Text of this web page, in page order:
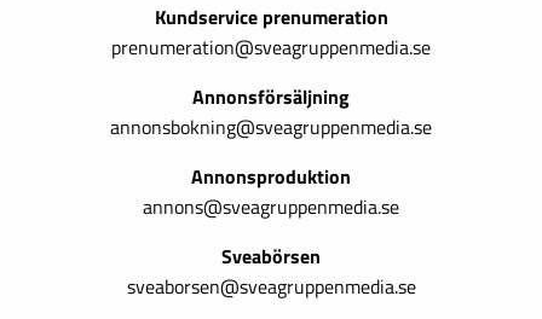
Kundservice prenumeration
prenumeration@sveagruppenmedia.se
Annonsförsäljning
annonsbokning@sveagruppenmedia.se
Annonsproduktion
annons@sveagruppenmedia.se
Sveabörsen
sveaborsen@sveagruppenmedia.se